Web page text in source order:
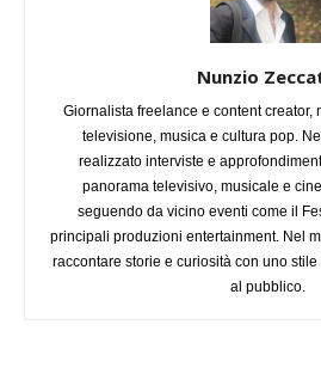
Nunzio
Giornalista freelance e content creator,
televisione, musica e cultura pop.
realizzato interviste e
panorama televisivo, musicale e
seguendo da vicino eventi come il
principali produzioni entertainment. Nel
raccontare storie e curiosità con uno
al pubblico.